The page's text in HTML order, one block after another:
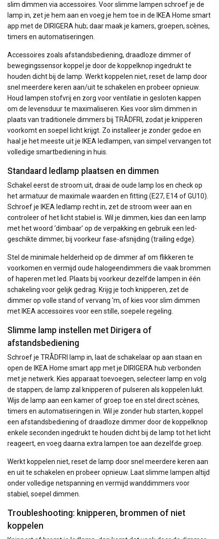
slim dimmen via accessoires. Voor slimme lampen schroef je de
lamp in, zet je hem aan en voeg je hem toe in de IKEA Home smart
app met de DIRIGERA hub; daar maak je kamers, groepen, scènes,
timers en automatiseringen.
Accessoires zoals afstandsbediening, draadloze dimmer of
bewegingssensor koppel je door de koppelknop ingedrukt te
houden dicht bij de lamp. Werkt koppelen niet, reset de lamp door
snel meerdere keren aan/uit te schakelen en probeer opnieuw.
Houd lampen stofvrij en zorg voor ventilatie in gesloten kappen
om de levensduur te maximaliseren. Kies voor slim dimmen in
plaats van traditionele dimmers bij TRÅDFRI, zodat je knipperen
voorkomt en soepel licht krijgt. Zo installeer je zonder gedoe en
haal je het meeste uit je IKEA ledlampen, van simpel vervangen tot
volledige smartbediening in huis.
Standaard ledlamp plaatsen en dimmen
Schakel eerst de stroom uit, draai de oude lamp los en check op
het armatuur de maximale waarden en fitting (E27, E14 of GU10).
Schroef je IKEA ledlamp recht in, zet de stroom weer aan en
controleer of het licht stabiel is. Wil je dimmen, kies dan een lamp
met het woord ‘dimbaar’ op de verpakking en gebruik een led-
geschikte dimmer, bij voorkeur fase-afsnijding (trailing edge).
Stel de minimale helderheid op de dimmer af om flikkeren te
voorkomen en vermijd oude halogeendimmers die vaak brommen
of haperen met led. Plaats bij voorkeur dezelfde lampen in één
schakeling voor gelijk gedrag. Krijg je toch knipperen, zet de
dimmer op volle stand of vervang ‘m, of kies voor slim dimmen
met IKEA accessoires voor een stille, soepele regeling.
Slimme lamp instellen met Dirigera of
afstandsbediening
Schroef je TRÅDFRI lamp in, laat de schakelaar op aan staan en
open de IKEA Home smart app met je DIRIGERA hub verbonden
met je netwerk. Kies apparaat toevoegen, selecteer lamp en volg
de stappen; de lamp zal knipperen of pulseren als koppelen lukt.
Wijs de lamp aan een kamer of groep toe en stel direct scènes,
timers en automatiseringen in. Wil je zonder hub starten, koppel
een afstandsbediening of draadloze dimmer door de koppelknop
enkele seconden ingedrukt te houden dicht bij de lamp tot het licht
reageert, en voeg daarna extra lampen toe aan dezelfde groep.
Werkt koppelen niet, reset de lamp door snel meerdere keren aan
en uit te schakelen en probeer opnieuw. Laat slimme lampen altijd
onder volledige netspanning en vermijd wanddimmers voor
stabiel, soepel dimmen.
Troubleshooting: knipperen, brommen of niet
koppelen